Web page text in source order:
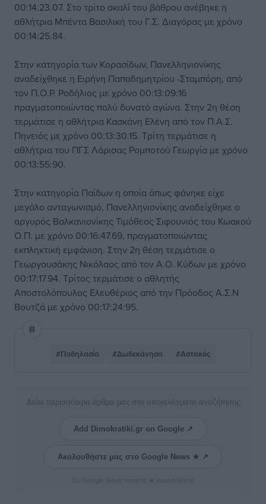
00:14:23.07. Στο τρίτο σκαλί του βάθρου ανέβηκε η
αθλήτρια Μπέντα Βασιλική του Γ.Σ. Διαγόρας με χρόνο
00:14:25.84.
Στην κατηγορία των Κορασίδων, Πανελληνιονίκης
αναδείχθηκε η Ειρήνη Παπαδημητρίου -Σταμπόρη, από
τον Π.Ο.Ρ. Ροδήλιος με χρόνο 00:13:09:16
πραγματοποιώντας πολύ δυνατό αγώνα. Στην 2η θέση
τερμάτισε η αθλήτρια Κασκάνη Ελένη από τον Π.Α.Σ.
Πηνειός με χρόνο 00:13:30.15. Τρίτη τερμάτισε η
αθλήτρια του ΠΓΣ Λάρισας Ρομποτού Γεωργία με χρόνο
00:13:55:90.
Στην κατηγορία Παίδων η οποία όπως φάνηκε είχε
μεγάλο ανταγωνισμό, Πανελληνιονίκης αναδείχθηκε ο
αργυρός Βαλκανιονίκης Τιμόθεος Σιφουνιός του Κωακού
Ο.Π. με χρόνο 00:16:47.69, πραγματοποιώντας
εκπληκτική εμφάνιση. Στην 2η θέση τερμάτισε ο
Γεωργουσάκης Νικόλαος από τον Α.Ο. Κύδων με χρόνο
00:17:17.94. Τρίτος τερμάτισε ο αθλητής
Αποστολόπουλος Ελευθέριος από την Πρόοδος Α.Σ.Ν
Βουτζά με χρόνο 00:17:24:95.
#Ποδηλασία #Δωδεκάνησα #Αστακός
Δείτε περισσότερα άρθρα μας στα αποτελέσματα αναζήτησης
Add Dimokratiki.gr on Google ↗
Ακολουθήστε μας στο Google News ★ ↗